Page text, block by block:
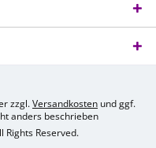
zzgl.Versandkosten und ggf.
anders beschrieben
Rights Reserved.